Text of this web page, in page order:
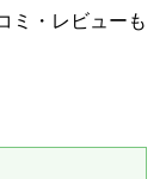
ミ・レビューも